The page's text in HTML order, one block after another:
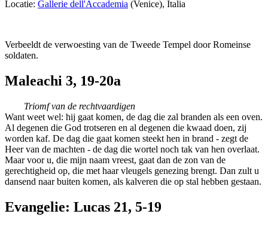
Locatie: Gallerie dell'Accademia (Venice), Italia
Verbeeldt de verwoesting van de Tweede Tempel door Romeinse
soldaten.
Maleachi 3, 19-20a
Triomf van de rechtvaardigen
Want weet wel: hij gaat komen, de dag die zal branden als een oven.
Al degenen die God trotseren en al degenen die kwaad doen, zij
worden kaf. De dag die gaat komen steekt hen in brand - zegt de
Heer van de machten - de dag die wortel noch tak van hen overlaat.
Maar voor u, die mijn naam vreest, gaat dan de zon van de
gerechtigheid op, die met haar vleugels genezing brengt. Dan zult u
dansend naar buiten komen, als kalveren die op stal hebben gestaan.
Evangelie: Lucas 21, 5-19